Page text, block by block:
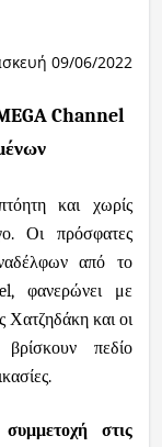
09/06/2022
Channel
και χωρίς
Οι πρόσφατες
από το
, φανερώνει με
Χατζηδάκη και οι
πεδίο
στις